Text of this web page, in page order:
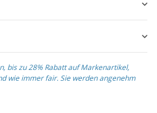
bis zu 28% Rabatt auf Markenartikel,
wie immer fair. Sie werden angenehm